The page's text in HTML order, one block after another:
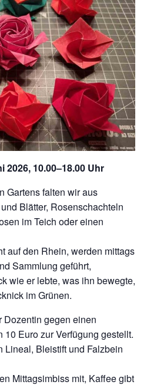
2026, 10.00–18.00 Uhr
Gartens falten wir aus
Blätter, Rosenschachteln
im Teich oder einen
auf den Rhein, werden mittags
Sammlung geführt,
wie er lebte, was ihn bewegte,
im Grünen.
Dozentin gegen einen
10 Euro zur Verfügung gestellt.
Lineal, Bleistift und Falzbein
Mittagsimbiss mit, Kaffee gibt